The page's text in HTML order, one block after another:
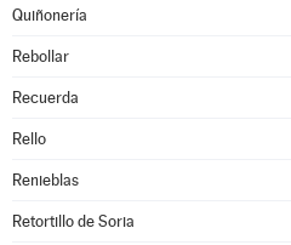
Quiñonería
Rebollar
Recuerda
Rello
Renieblas
Retortillo de Soria